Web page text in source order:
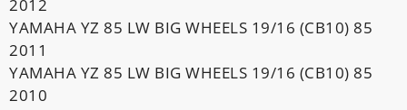
2012
YAMAHA YZ 85 LW BIG WHEELS 19/16 (CB10) 85
2011
YAMAHA YZ 85 LW BIG WHEELS 19/16 (CB10) 85
2010